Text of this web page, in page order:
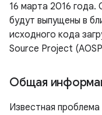
16 марта 2016 года.
будут выпущены в
исходного кода
Source Project
Общая
Известная